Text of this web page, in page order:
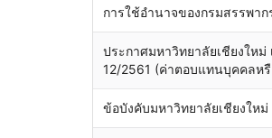
การใช้อำนาจของกรมสรรพา
ประกาศมหาวิทยาลัยเชียงใหม่
12/2561 (ค่าตอบแทนบุคคลห
ข้อบังคับมหาวิทยาลัยเชียงให